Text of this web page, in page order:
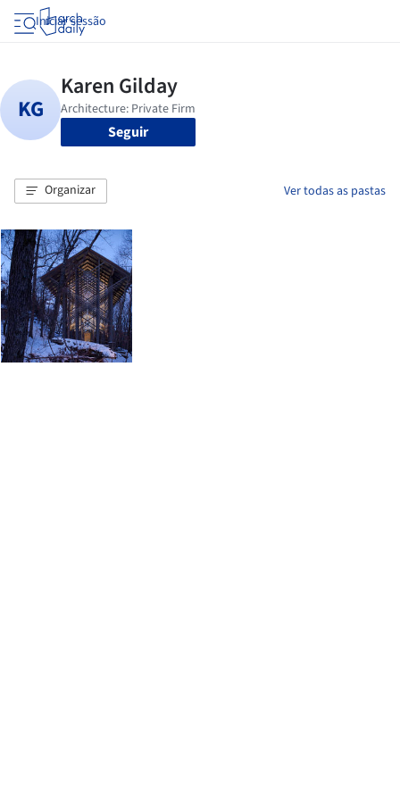
Iniciar sessão
Seguir
Organizar Ver todas as pastas